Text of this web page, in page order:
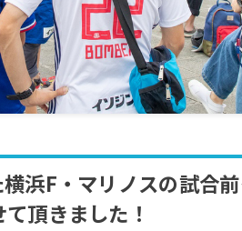
浜F・マリノスの試合
頂きました！